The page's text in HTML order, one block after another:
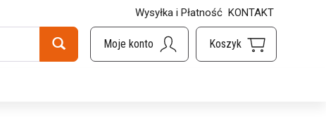
Wysyłka i Płatność KONTAKT